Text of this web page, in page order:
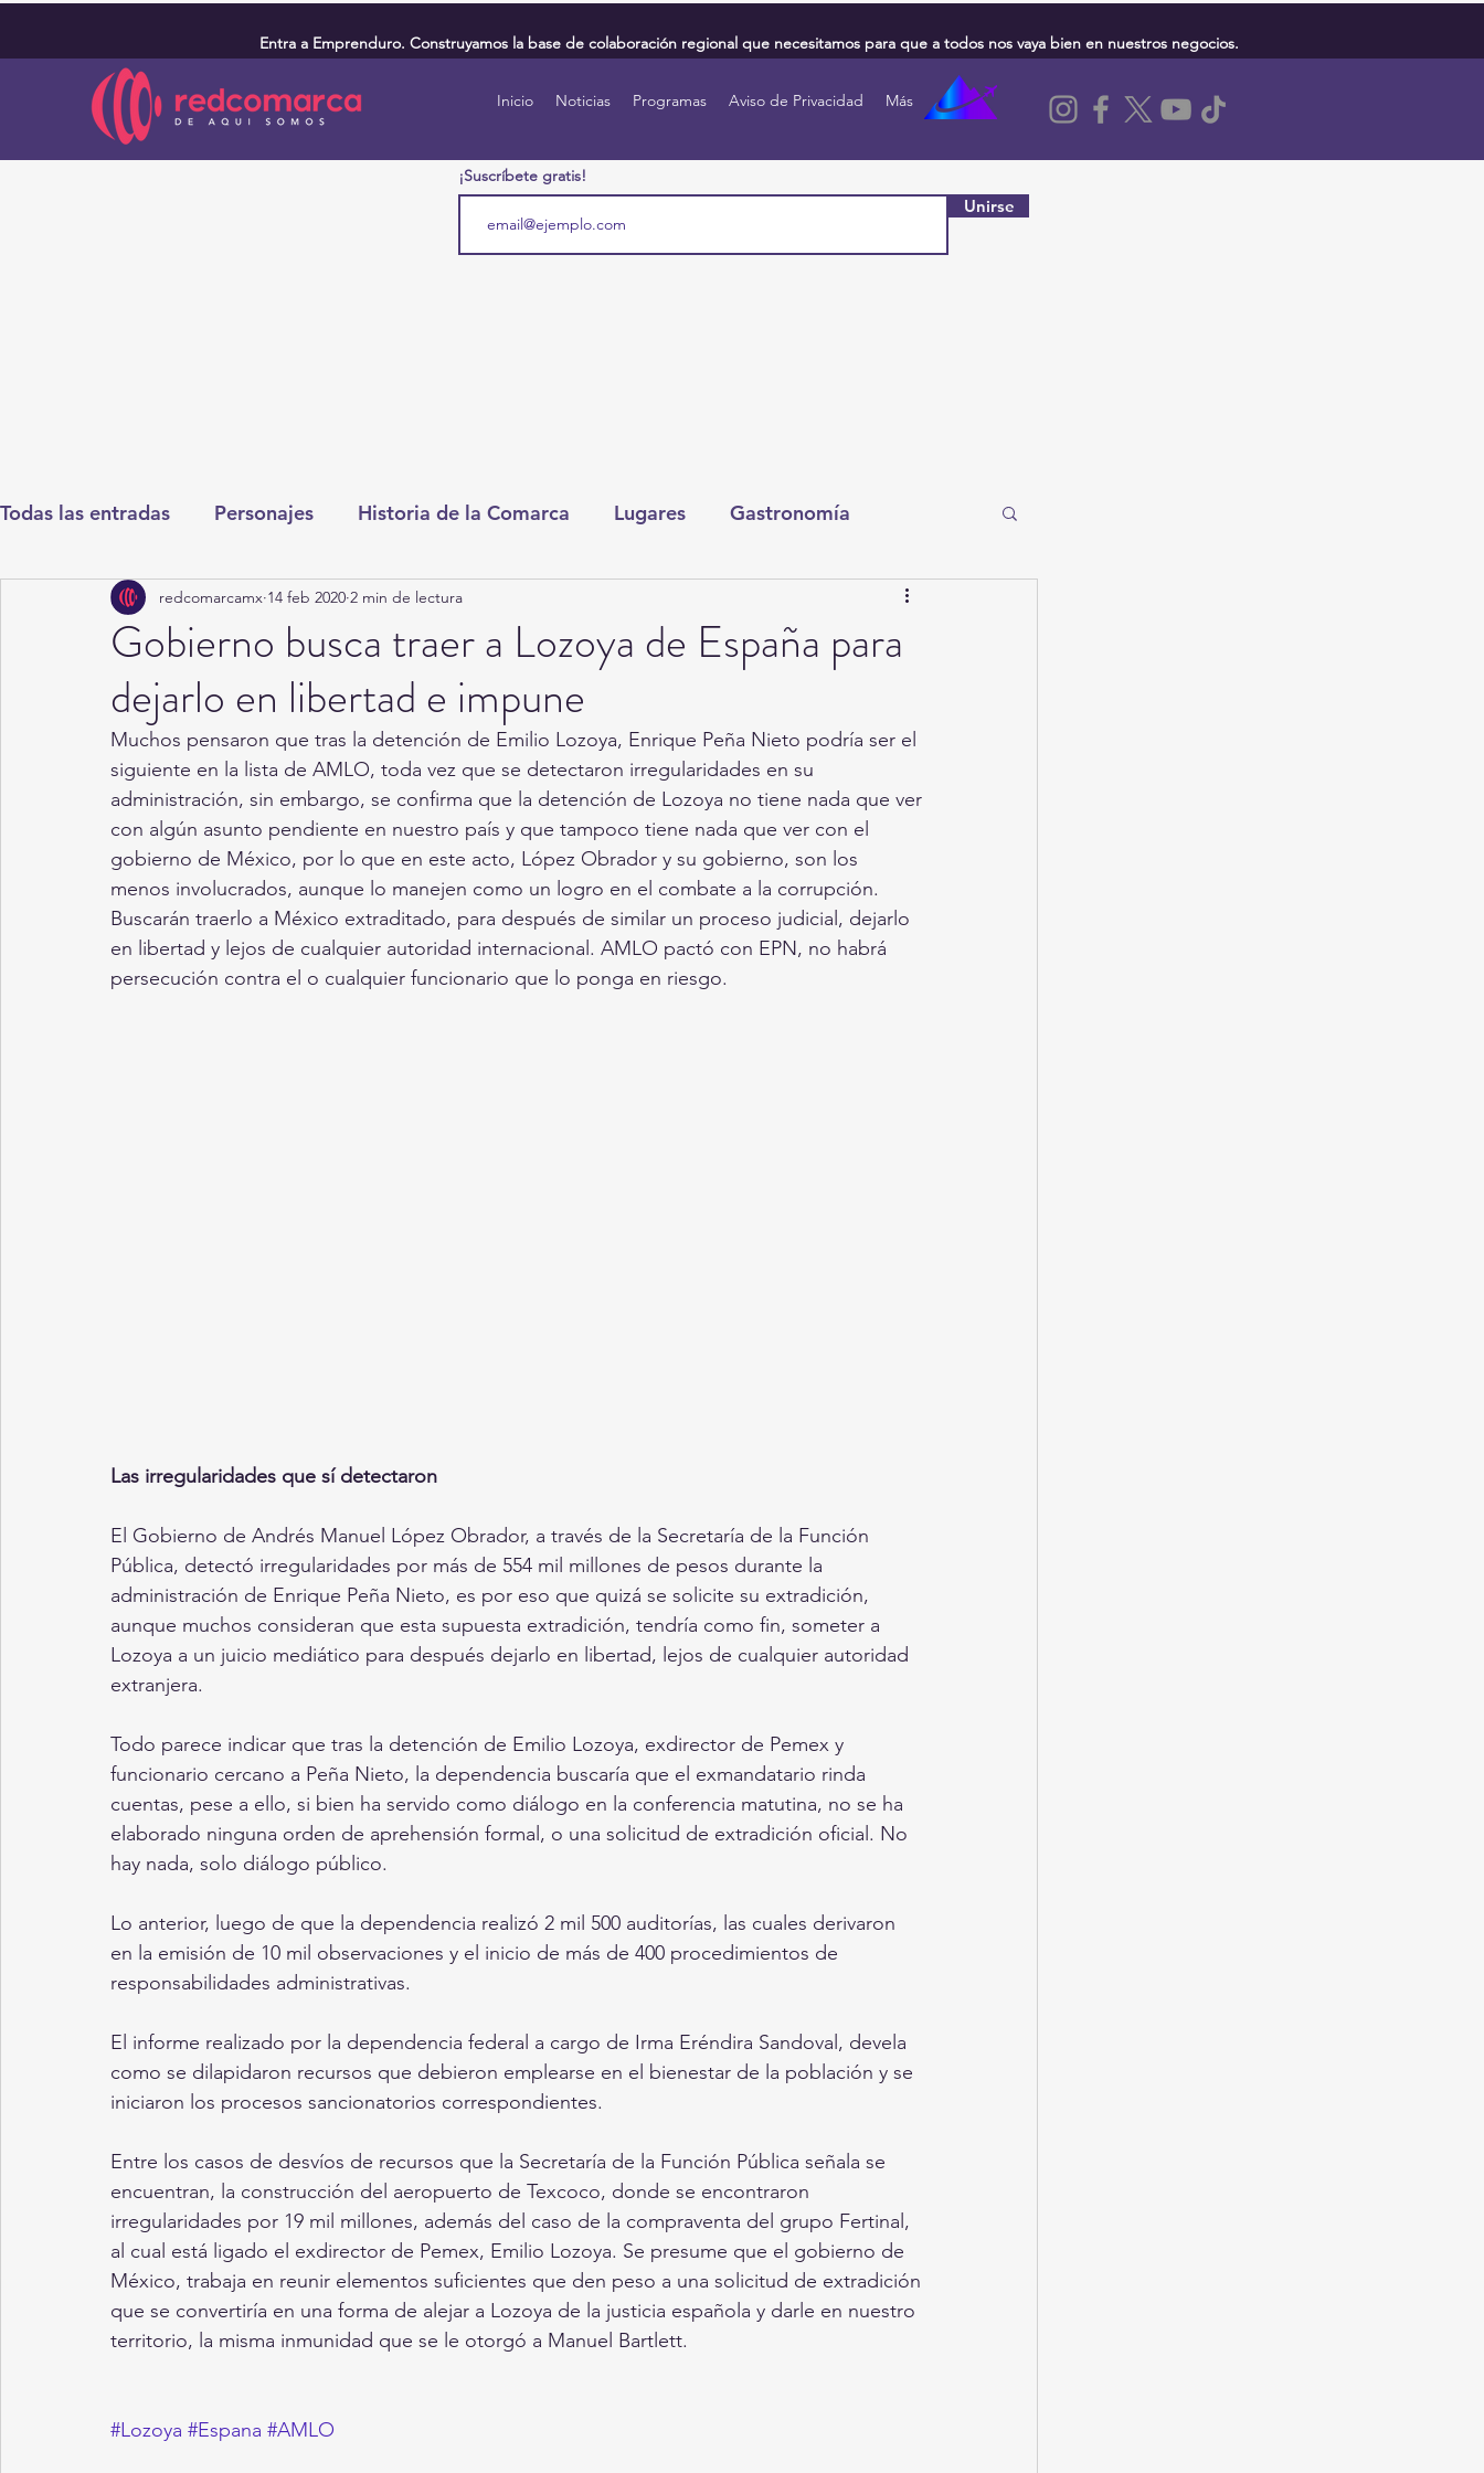
Entra a Emprenduro. Construyamos la base de colaboración regional que necesitamos para que a todos nos vaya bien en nuestros negocios.
Inicio Noticias Programas Aviso de Privacidad Más
¡Suscríbete gratis!
Unirse
Todas las entradas Personajes Historia de la Comarca Lugares Gastronomía
Deportes Salud Entretenimiento Torreón
Round Cero Columnistas CDMX Nacionales
Chismes Qué Curioso Gómez Palacio Comics Derechairos Fragmentos de la Historia
Durango Titulares en Inicio Coahuila Investigaciones Rapidín Político
Santa Aurelia de los Vientos San Pedro
Gobierno busca traer a Lozoya de España para
dejarlo en libertad e impune
redcomarcamx 14 feb 2020 2 min de lectura
Muchos pensaron que tras la detención de Emilio Lozoya, Enrique Peña Nieto podría ser el
siguiente en la lista de AMLO, toda vez que se detectaron irregularidades en su
administración, sin embargo, se confirma que la detención de Lozoya no tiene nada que ver
con algún asunto pendiente en nuestro país y que tampoco tiene nada que ver con el
gobierno de México, por lo que en este acto, López Obrador y su gobierno, son los
menos involucrados, aunque lo manejen como un logro en el combate a la corrupción.
Buscarán traerlo a México extraditado, para después de similar un proceso judicial, dejarlo
en libertad y lejos de cualquier autoridad internacional. AMLO pactó con EPN, no habrá
persecución contra el o cualquier funcionario que lo ponga en riesgo.
Las irregularidades que sí detectaron
El Gobierno de Andrés Manuel López Obrador, a través de la Secretaría de la Función
Pública, detectó irregularidades por más de 554 mil millones de pesos durante la
administración de Enrique Peña Nieto, es por eso que quizá se solicite su extradición,
aunque muchos consideran que esta supuesta extradición, tendría como fin, someter a
Lozoya a un juicio mediático para después dejarlo en libertad, lejos de cualquier autoridad
extranjera.
Todo parece indicar que tras la detención de Emilio Lozoya, exdirector de Pemex y
funcionario cercano a Peña Nieto, la dependencia buscaría que el exmandatario rinda
cuentas, pese a ello, si bien ha servido como diálogo en la conferencia matutina, no se ha
elaborado ninguna orden de aprehensión formal, o una solicitud de extradición oficial. No
hay nada, solo diálogo público.
Lo anterior, luego de que la dependencia realizó 2 mil 500 auditorías, las cuales derivaron
en la emisión de 10 mil observaciones y el inicio de más de 400 procedimientos de
responsabilidades administrativas.
El informe realizado por la dependencia federal a cargo de Irma Eréndira Sandoval, devela
como se dilapidaron recursos que debieron emplearse en el bienestar de la población y se
iniciaron los procesos sancionatorios correspondientes.
Entre los casos de desvíos de recursos que la Secretaría de la Función Pública señala se
encuentran, la construcción del aeropuerto de Texcoco, donde se encontraron
irregularidades por 19 mil millones, además del caso de la compraventa del grupo Fertinal,
al cual está ligado el exdirector de Pemex, Emilio Lozoya. Se presume que el gobierno de
México, trabaja en reunir elementos suficientes que den peso a una solicitud de extradición
que se convertiría en una forma de alejar a Lozoya de la justicia española y darle en nuestro
territorio, la misma inmunidad que se le otorgó a Manuel Bartlett.
#Lozoya #Espana #AMLO